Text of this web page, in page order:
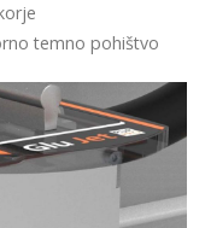
temno pohištvo